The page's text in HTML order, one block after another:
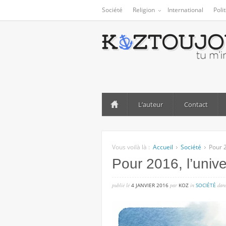
Société Religion International
L’auteur Contact
Vous voilà là : Accueil Société Pour
Pour 2016,
publié lé 4 JANVIER 2016 par KOZ in SOCIÉTÉ